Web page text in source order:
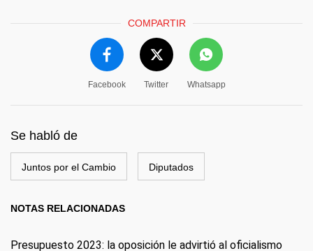
COMPARTIR
Facebook Twitter Whatsapp
Se habló de
Juntos por el Cambio Diputados
NOTAS RELACIONADAS
Presupuesto 2023: la oposición le advirtió al oficialismo